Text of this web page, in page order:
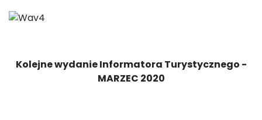
Kolejne wydanie Informatora Turystycznego -
MARZEC 2020